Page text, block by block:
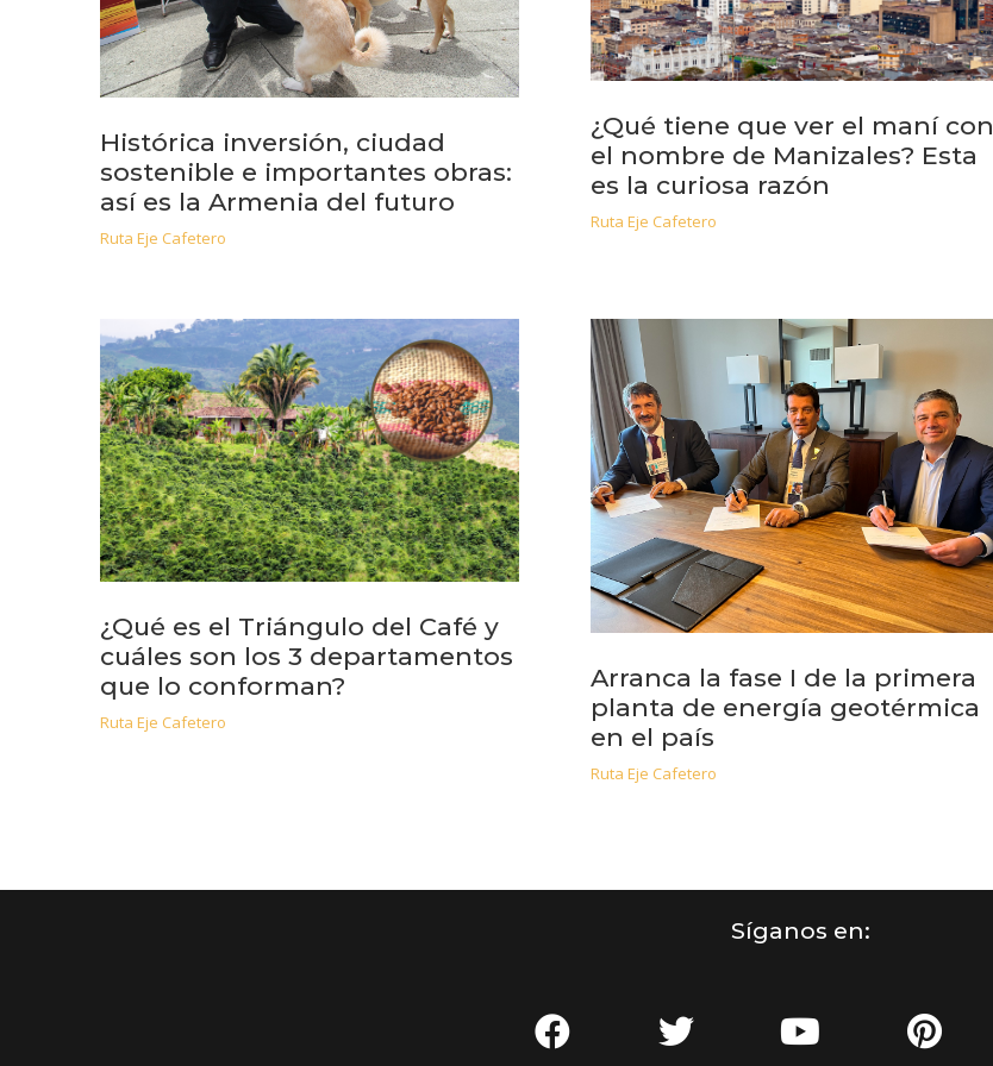
Histórica inversión, ciudad
sostenible e importantes obras:
así es la Armenia del futuro
Ruta Eje Cafetero
¿Qué tiene que ver el maní con
el nombre de Manizales? Esta
es la curiosa razón
Ruta Eje Cafetero
¿Qué es el Triángulo del Café y
cuáles son los 3 departamentos
que lo conforman?
Ruta Eje Cafetero
Arranca la fase I de la primera
planta de energía geotérmica
en el país
Ruta Eje Cafetero
Síganos en: